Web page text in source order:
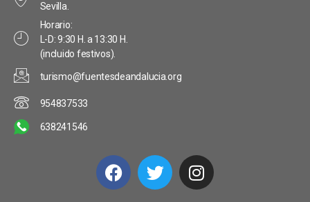
Sevilla.
Horario:
L-D: 9:30 H. a 13:30 H.
(incluido festivos).
turismo@fuentesdeandalucia.org
954837533
638241546